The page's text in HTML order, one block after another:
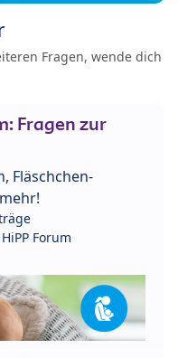
Fragen, wende dich
Fragen zur
Fläschchen-
Forum